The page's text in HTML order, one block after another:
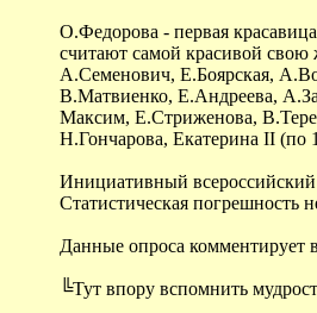
О.Федорова - первая
считают самой красивой
А.Семенович, Е.Боярская,
В.Матвиенко, Е.Андреева,
Максим, Е.Стриженова,
Н.Гончарова, Екатерина II (по
Инициативный
Статистическая погрешность
Данные опроса комментирует
╚Тут впору вспомнить